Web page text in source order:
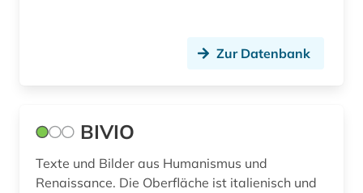
Zur Datenbank
BIVIO
Texte und Bilder aus Humanismus und
Renaissance. Die Oberfläche ist italienisch und